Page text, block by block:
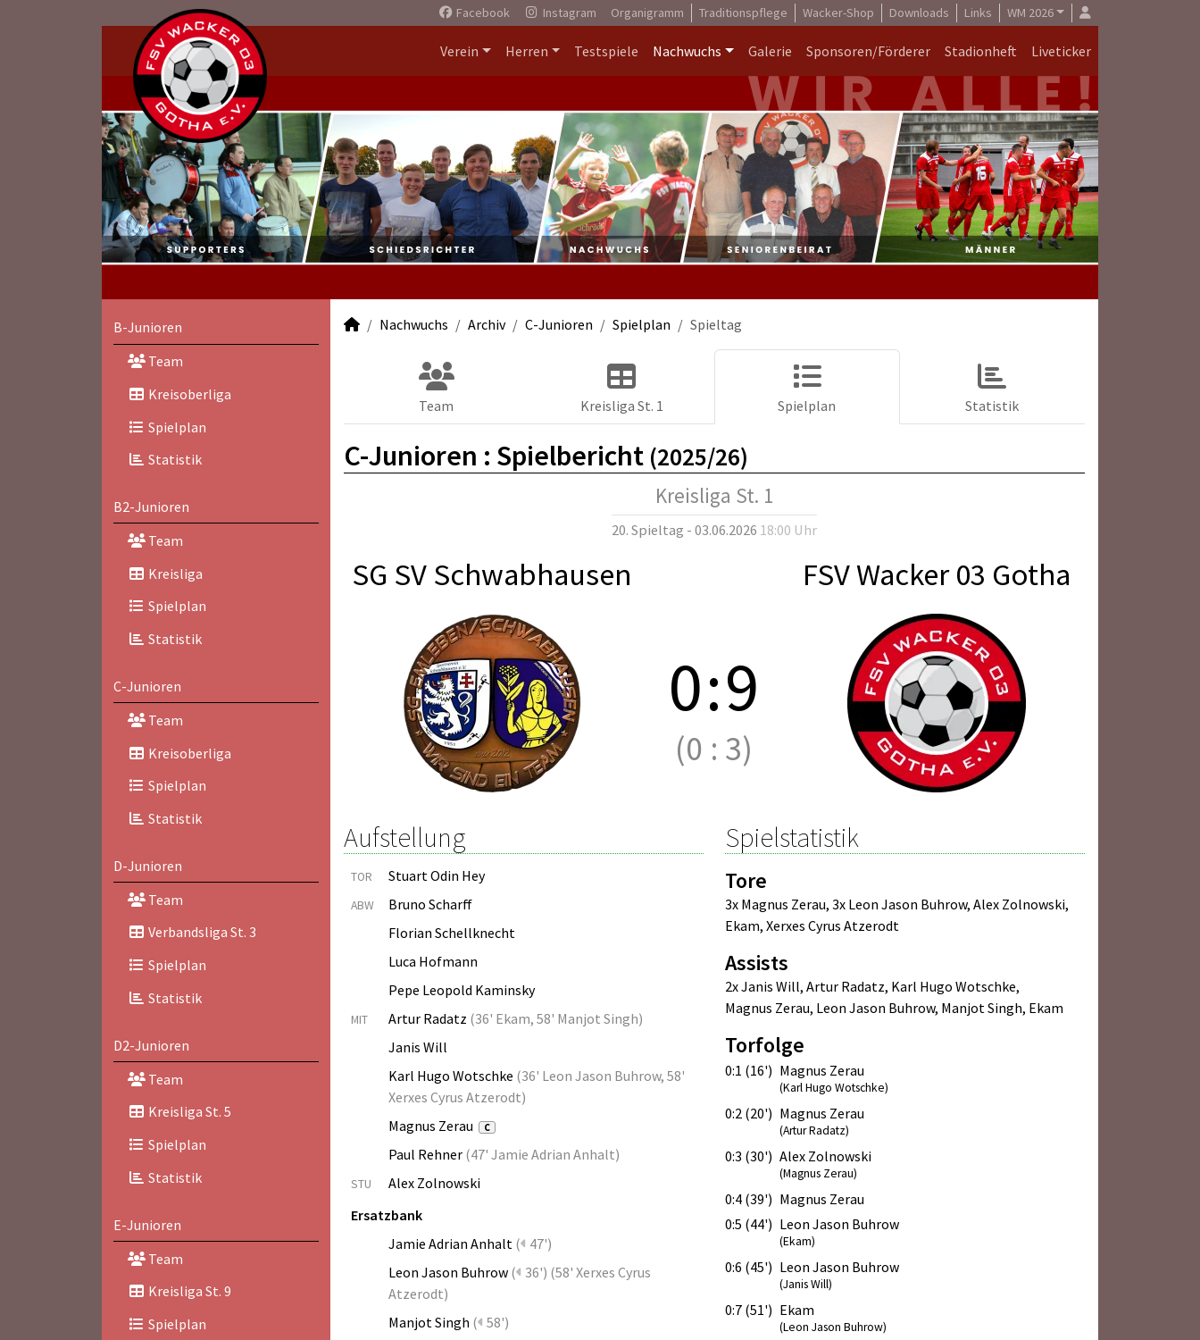
Facebook Instagram Organigramm Traditionspflege Wacker-Shop Downloads Links WM 2026
Verein Herren Testspiele Nachwuchs Galerie Sponsoren/Förderer Stadionheft Liveticker
B-Junioren
Team
Kreisoberliga
Spielplan
Statistik
B2-Junioren
Team
Kreisliga
Spielplan
Statistik
C-Junioren
Team
Kreisoberliga
Spielplan
Statistik
D-Junioren
Team
Verbandsliga St. 3
Spielplan
Statistik
D2-Junioren
Team
Kreisliga St. 5
Spielplan
Statistik
E-Junioren
Team
Kreisliga St. 9
Spielplan
Nachwuchs Archiv C-Junioren Spielplan Spieltag
Team Kreisliga St. 1 Spielplan Statistik
C-Junioren : Spielbericht (2025/26)
Kreisliga St. 1
20. Spieltag - 03.06.2026 18:00 Uhr
SG SV Schwabhausen FSV Wacker 03 Gotha
0:9
(0 : 3)
Aufstellung
TOR Stuart Odin Hey
ABW
Bruno Scharff
Florian Schellknecht
Luca Hofmann
Pepe Leopold Kaminsky
MIT Artur Radatz (36' Ekam, 58' Manjot Singh)
Janis Will
Karl Hugo Wotschke (36' Leon Jason Buhrow, 58'
Xerxes Cyrus Atzerodt)
Magnus Zerau
C
Paul Rehner (47' Jamie Adrian Anhalt)
STU
Alex Zolnowski
Ersatzbank
Jamie Adrian Anhalt ( 47')
Leon Jason Buhrow ( 36') (58' Xerxes Cyrus
Atzerodt)
Manjot Singh ( 58')
Spielstatistik
Tore
3x Magnus Zerau, 3x Leon Jason Buhrow, Alex Zolnowski,
Ekam, Xerxes Cyrus Atzerodt
Assists
2x Janis Will, Artur Radatz, Karl Hugo Wotschke,
Magnus Zerau, Leon Jason Buhrow, Manjot Singh, Ekam
Torfolge
0:1 (16') Magnus Zerau
(Karl Hugo Wotschke)
0:2 (20') Magnus Zerau
(Artur Radatz)
0:3 (30') Alex Zolnowski
(Magnus Zerau)
0:4 (39') Magnus Zerau
0:5 (44') Leon Jason Buhrow
(Ekam)
0:6 (45') Leon Jason Buhrow
(Janis Will)
0:7 (51') Ekam
(Leon Jason Buhrow)